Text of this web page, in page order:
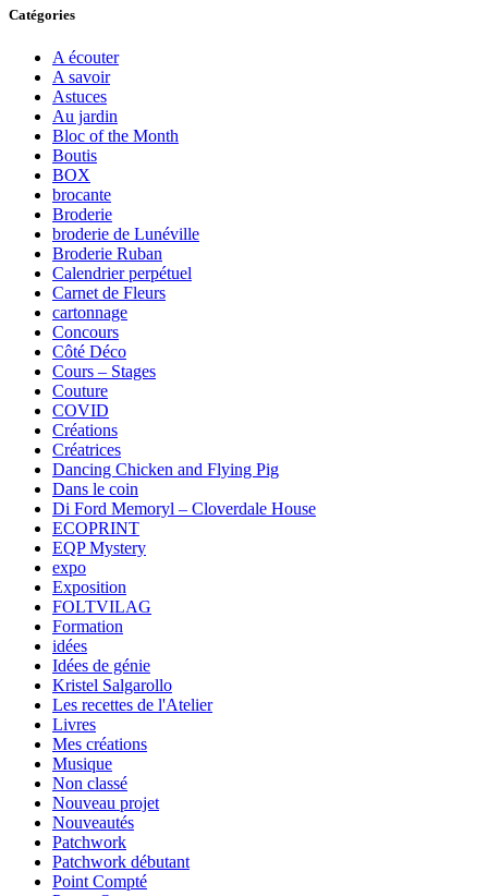
Catégories
A écouter
A savoir
Astuces
Au jardin
Bloc of the Month
Boutis
BOX
brocante
Broderie
broderie de Lunéville
Broderie Ruban
Calendrier perpétuel
Carnet de Fleurs
cartonnage
Concours
Côté Déco
Cours – Stages
Couture
COVID
Créations
Créatrices
Dancing Chicken and Flying Pig
Dans le coin
Di Ford Memoryl – Cloverdale House
ECOPRINT
EQP Mystery
expo
Exposition
FOLTVILAG
Formation
idées
Idées de génie
Kristel Salgarollo
Les recettes de l'Atelier
Livres
Mes créations
Musique
Non classé
Nouveau projet
Nouveautés
Patchwork
Patchwork débutant
Point Compté